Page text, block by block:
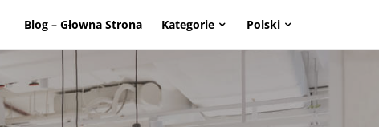
Blog – Głowna Strona Kategorie Polski
page. Touch device users, explore by touch or with swipe